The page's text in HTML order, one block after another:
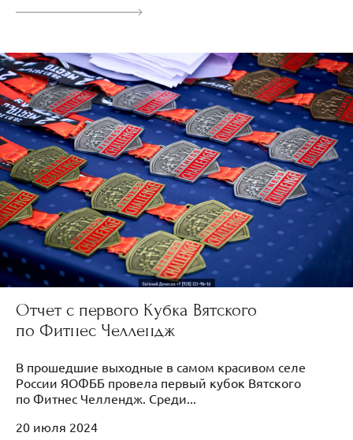
Отчет с первого Кубка Вятского
по Фитнес Челлендж
В прошедшие выходные в самом красивом селе
России ЯОФББ провела первый кубок Вятского
по Фитнес Челлендж. Среди...
20 июля 2024